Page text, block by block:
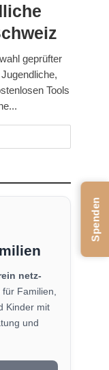
geprüfter
Tools
netz-
Familien,
Kinder mit
und
Spenden